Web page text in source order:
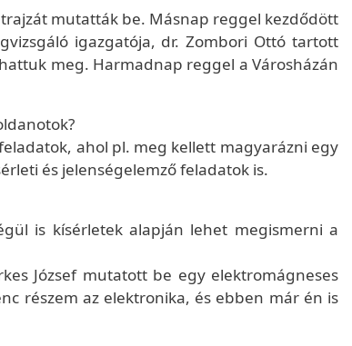
mutatták be. Másnap reggel kezdődött
igazgatója, dr. Zombori Ottó tartott
meg. Harmadnap reggel a Városházán
ahol pl. meg kellett magyarázni egy
és jelenségelemző feladatok is.
is kísérletek alapján lehet megismerni a
József mutatott be egy elektromágneses
részem az elektronika, és ebben már én is